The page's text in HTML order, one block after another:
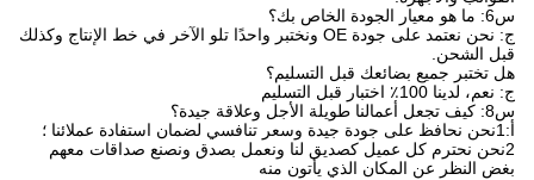
س6: ما هو معيار الجودة الخاص بك؟
ج: نحن نعتمد على جودة OE ونختبر واحدًا تلو الآخر في خط الإنتاج وكذلك
قبل الشحن.
هل تختبر جميع بضائعك قبل التسليم؟
ج: نعم، لدينا 100٪ اختبار قبل التسليم
س8: كيف تجعل أعمالنا طويلة الأجل وعلاقة جيدة؟
أ:1نحن نحافظ على جودة جيدة وسعر تنافسي لضمان استفادة عملائنا ؛
2نحن نحترم كل عميل كصديق لنا ونعمل بصدق ونصنع صداقات معهم
بغض النظر عن المكان الذي يأتون منه